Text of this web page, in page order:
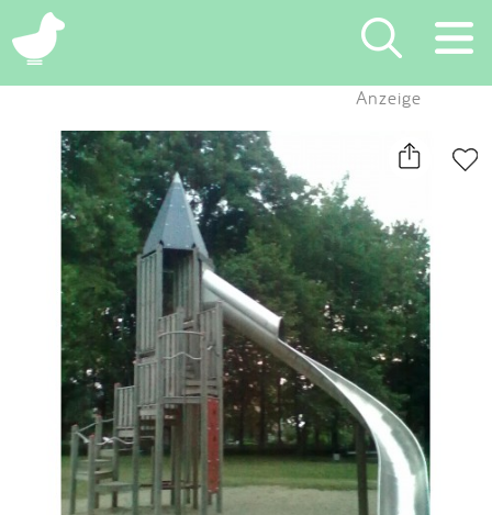
×
Suchen
Eintragen
App
Blog
Partner
Kontakt
Impressum
Anzeige